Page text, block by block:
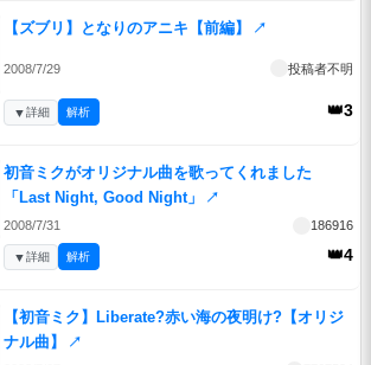
【ズブリ】となりのアニキ【前編】 ↗
2008/7/29 投稿者不明
👑3
▼詳細 解析
初音ミクがオリジナル曲を歌ってくれました
「Last Night, Good Night」
↗
2008/7/31 186916
👑4
▼詳細 解析
【初音ミク】Liberate?赤い海の夜明け?【オリジ
ナル曲】
↗